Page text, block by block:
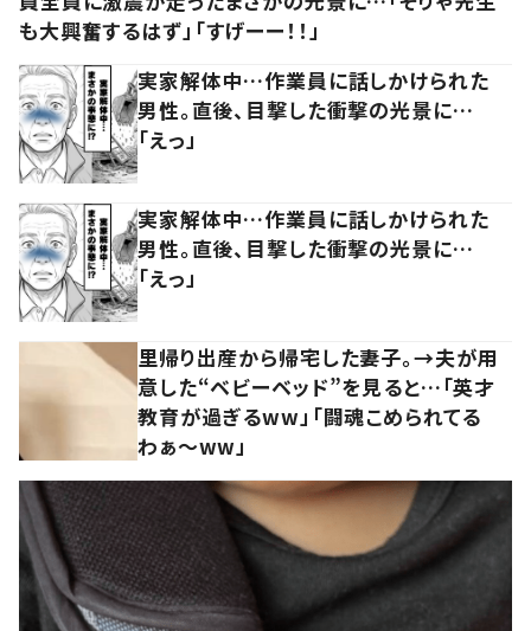
も大興奮するはず」「すげーー！！」
実家解体中…作業員に話しかけられた
男性。直後、目撃した衝撃の光景に…
「えっ」
実家解体中…作業員に話しかけられた
男性。直後、目撃した衝撃の光景に…
「えっ」
里帰り出産から帰宅した妻子。→夫が用
意した“ベビーベッド”を見ると…「英才
教育が過ぎるww」「闘魂こめられてる
わぁ～ww」